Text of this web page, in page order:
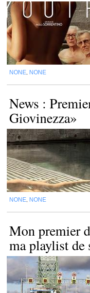
NONE NONE
News :
Giovinezza»
NONE NONE
Mon premier
ma playlist de